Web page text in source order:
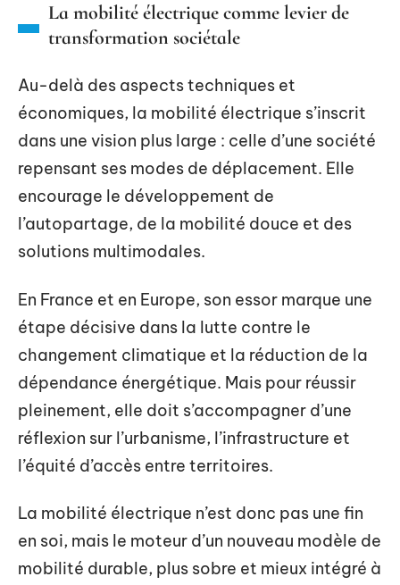
La mobilité électrique comme levier de
transformation sociétale
Au-delà des aspects techniques et
économiques, la mobilité électrique s’inscrit
dans une vision plus large : celle d’une société
repensant ses modes de déplacement. Elle
encourage le développement de
l’autopartage, de la mobilité douce et des
solutions multimodales.
En France et en Europe, son essor marque une
étape décisive dans la lutte contre le
changement climatique et la réduction de la
dépendance énergétique. Mais pour réussir
pleinement, elle doit s’accompagner d’une
réflexion sur l’urbanisme, l’infrastructure et
l’équité d’accès entre territoires.
La mobilité électrique n’est donc pas une fin
en soi, mais le moteur d’un nouveau modèle de
mobilité durable, plus sobre et mieux intégré à